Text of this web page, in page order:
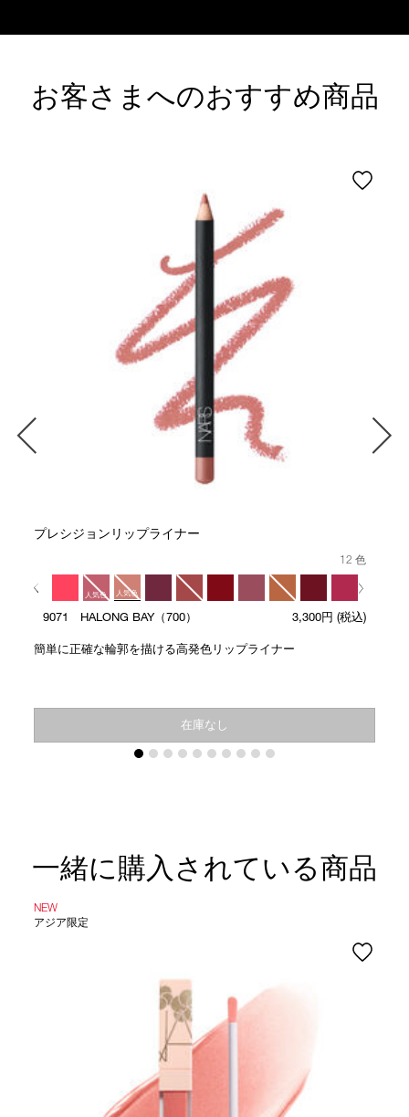
お客さまへのおすすめ商品
プレシジョンリップライナー
12 色
人気色 人気色
9071 HALONG BAY（700） 3,300円 (税込)
簡単に正確な輪郭を描ける高発色リップライナー
在庫なし
一緒に購入されている商品
NEW
アジア限定